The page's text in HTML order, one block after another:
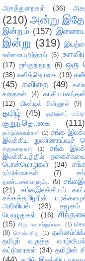
அகத்துறைகள் (36)
(210) அன்று இதே
இன்றும் (157)
இன்று (319)
உன்னையறிந்தால் (6)
(17) ஐங்குறுநூறு (6) ஒரு
(38) கலித்தொகை (19)
(45) கவிதை (49)
கதைகள்
(4)
(12)
கிண்டில் மின்னூல் (9)
தமிழ் (45) குறிஞ்சிப் பாட்டு
குறுந்தொகை
(111)
தமிழ்ப்பெயர்கள் (2) சங்க
இலக்கிய நுண்ணாய்வுச்
சிறுகதைகள்
(1) சங்க
இலக்கியத்தில்
பொன்மொழிகள்
(34)
நம்பிக்கைகள்
(7)
தண்டனைகளும்.. (5)
(21)
சங்கஇலக்கியம்
சங்கத்தமிழரின்
அறிவியல்
(23) சமூகம்
பொழுதுகள்
(16)
(15) சிறுபாணாற்றுப்படை (1)
(8) சொல்புதிது (1)
தமிழர் வகுத்த
கட்டுரைகள் (34) தமிழின்